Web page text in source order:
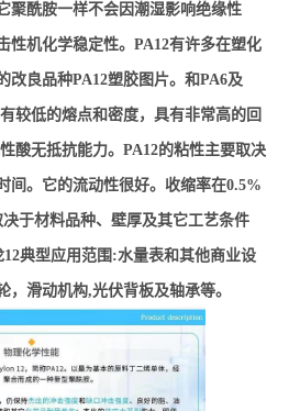
聚酰胺一样不会因潮湿影响绝缘性
性机化学稳定性。PA12有许多在塑化
改良品种PA12塑胶图片。和PA6及
较低的熔点和密度，具有非常高的回
酸无抵抗能力。PA12的粘性主要取决
间。它的流动性很好。收缩率在0.5%
于材料品种、壁厚及其它工艺条件
12典型应用范围:水量表和其他商业设
，滑动机构,光伏背板及轴承等。